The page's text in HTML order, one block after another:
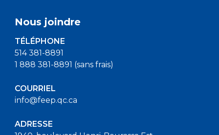
Nous joindre
TÉLÉPHONE
514 381-8891
1 888 381-8891 (sans frais)
COURRIEL
info@feep.qc.ca
ADRESSE